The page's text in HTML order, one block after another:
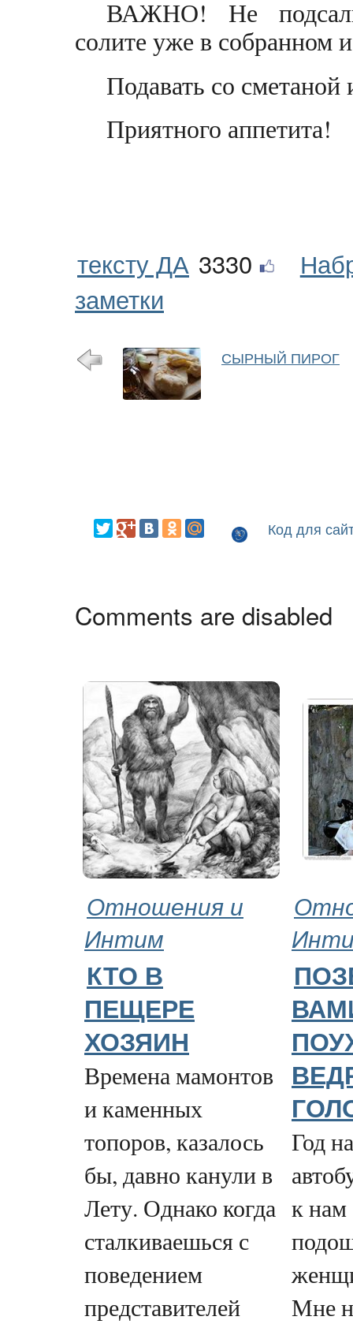
ВАЖНО! Не
солите уже в собранном
Подавать со
Приятного аппетита!
тексту ДА 3330
заметки
СЫРНЫЙ ПИРОГ
Код для
Comments are disabled
Отношения и
Интим
КТО В
ПЕЩЕРЕ
ХОЗЯИН
Времена мамонтов
и каменных
топоров, казалось
бы, давно канули в
Лету. Однако когда
сталкиваешься с
поведением
представителей
Год
к
Мне